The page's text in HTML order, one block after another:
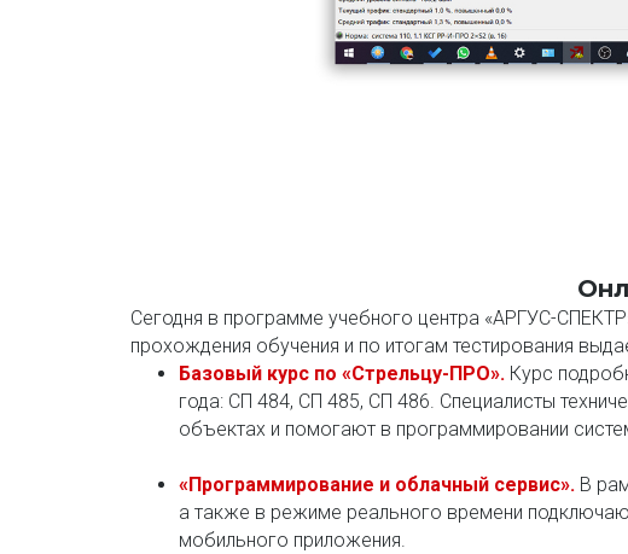
Сегодня в программе учебного центра «АРГУС-
прохождения обучения и по итогам тестирования
Базовый курс по «Стрельцу-ПРО». Курс
года: СП 484, СП 485, СП 486. Специалисты
объектах и помогают в программировании
«Программирование и облачный сервис». В
а также в режиме реального времени
мобильного приложения.